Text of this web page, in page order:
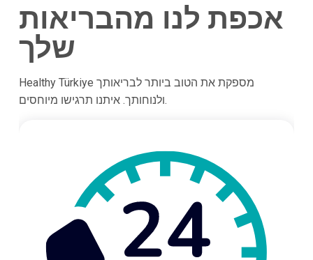
אכפת לנו מהבריאות
שלך
Healthy Türkiye מספקת את הטוב ביותר לבריאותך
ולנוחותך. איתנו תרגישו מיוחסים.